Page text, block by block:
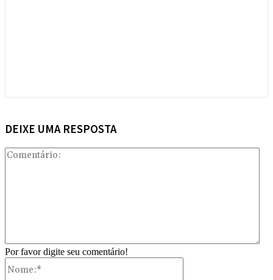
DEIXE UMA RESPOSTA
Por favor digite seu comentário!